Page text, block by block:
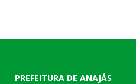
PREFEITURA DE ANAJÁS